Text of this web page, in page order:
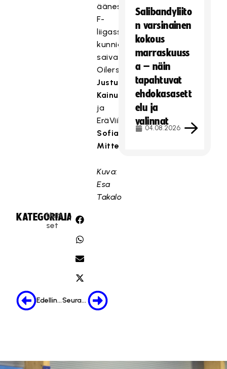
äänestyksellä.
F-
liigassa
kunnian
saivat
Oilersin
Justus
Kainulainen
ja
EräViikinkien
Sofia
Mittentag
Kuva:
Esa
Takalo
KATEGORIA:
Uuti
set
JAA:
Edellinen Seuraava
Salibandyliito
n varsinainen
kokous
marraskuuss
a – näin
tapahtuvat
ehdokasasett
elu ja
valinnat
04.08.2026